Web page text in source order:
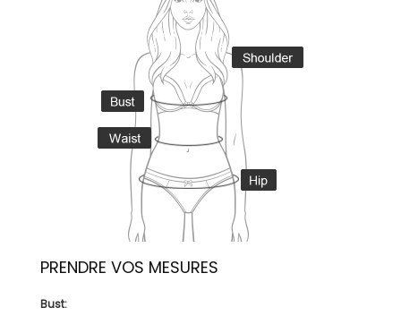
PRENDRE VOS MESURES
Bust: